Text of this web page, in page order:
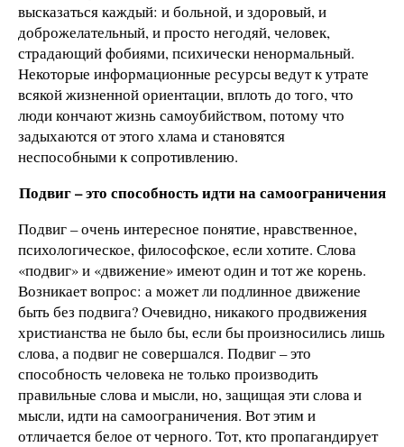
высказаться каждый: и больной, и здоровый, и
доброжелательный, и просто негодяй, человек,
страдающий фобиями, психически ненормальный.
Некоторые информационные ресурсы ведут к утрате
всякой жизненной ориентации, вплоть до того, что
люди кончают жизнь самоубийством, потому что
задыхаются от этого хлама и становятся
неспособными к сопротивлению.
Подвиг – это способность идти на самоограничения
Подвиг – очень интересное понятие, нравственное,
психологическое, философское, если хотите. Слова
«подвиг» и «движение» имеют один и тот же корень.
Возникает вопрос: а может ли подлинное движение
быть без подвига? Очевидно, никакого продвижения
христианства не было бы, если бы произносились лишь
слова, а подвиг не совершался. Подвиг – это
способность человека не только производить
правильные слова и мысли, но, защищая эти слова и
мысли, идти на самоограничения. Вот этим и
отличается белое от черного. Тот, кто пропагандирует